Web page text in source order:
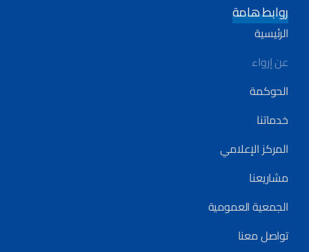
روابط هامة
الرئيسية
عن إرواء
الحوكمة
خدماتنا
المركز الإعلامي
مشاريعنا
الجمعية العمومية
تواصل معنا